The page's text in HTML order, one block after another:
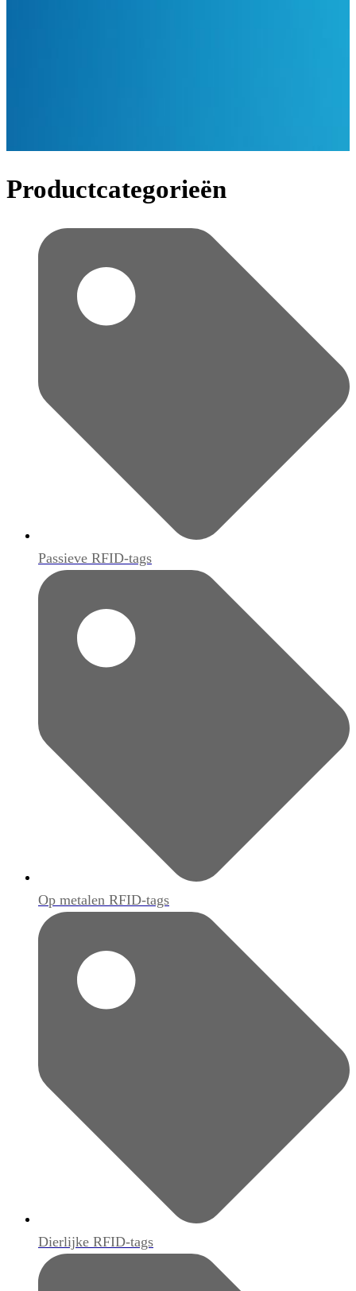
Productcategorieën
Passieve RFID-tags
Op metalen RFID-tags
Dierlijke RFID-tags